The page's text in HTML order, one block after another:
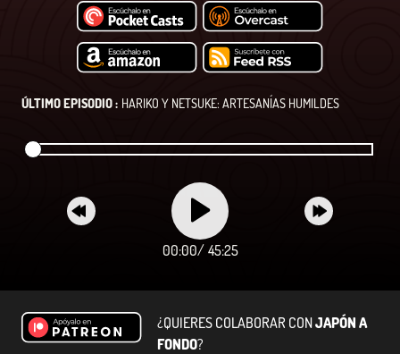
ÚLTIMO EPISODIO : HARIKO Y NETSUKE: ARTESANÍAS HUMILDES
00:00/ 45:25
¿QUIERES COLABORAR CONJAPÓN A
FONDO?